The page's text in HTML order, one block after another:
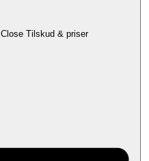
Close Tilskud & priser